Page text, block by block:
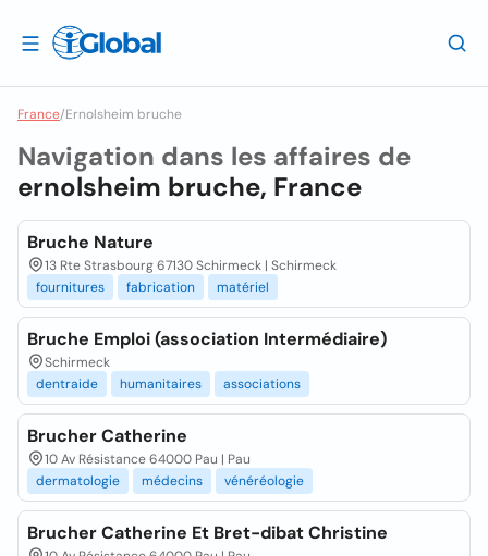
France/Ernolsheim bruche
Navigation dans les affaires de
ernolsheim bruche, France
Bruche Nature
13 Rte Strasbourg 67130 Schirmeck | Schirmeck
fournitures
fabrication matériel
Bruche Emploi (association Intermédiaire)
Schirmeck
dentraide
humanitaires associations
Brucher Catherine
10 Av Résistance 64000 Pau | Pau
dermatologie
médecins vénéréologie
Brucher Catherine Et Bret-dibat Christine